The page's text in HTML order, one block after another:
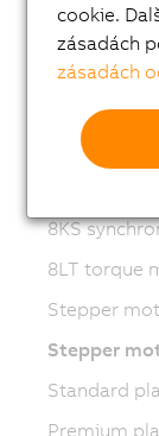
8LWA
8LS
8LSN
8JSA
8KS
8LT torque
Stepper
Stepper
Standard
Premium
cookie.
zásadách
zásadách